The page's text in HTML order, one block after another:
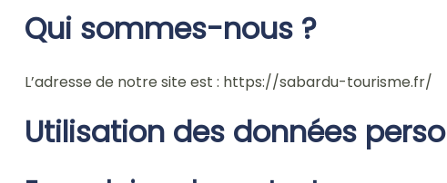
Qui sommes-nous ?
L’adresse de notre site est : https://sabardu-tourisme.fr/
Utilisation des données